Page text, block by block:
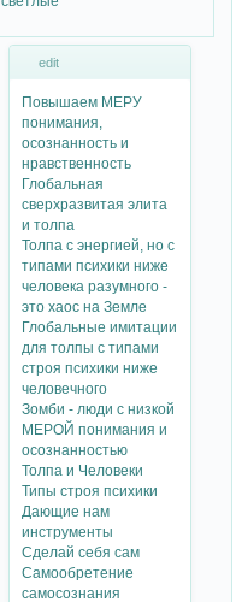
edit
Повышаем МЕРУ
понимания,
осознанность и
нравственность
Глобальная
сверхразвитая элита
и толпа
Толпа с энергией, но с
типами психики ниже
человека разумного -
это хаос на Земле
Глобальные имитации
для толпы с типами
строя психики ниже
человечного
Зомби - люди с низкой
МЕРОЙ понимания и
осознанностью
Толпа и Человеки
Типы строя психики
Дающие нам
инструменты
Сделай себя сам
Самообретение
самосознания